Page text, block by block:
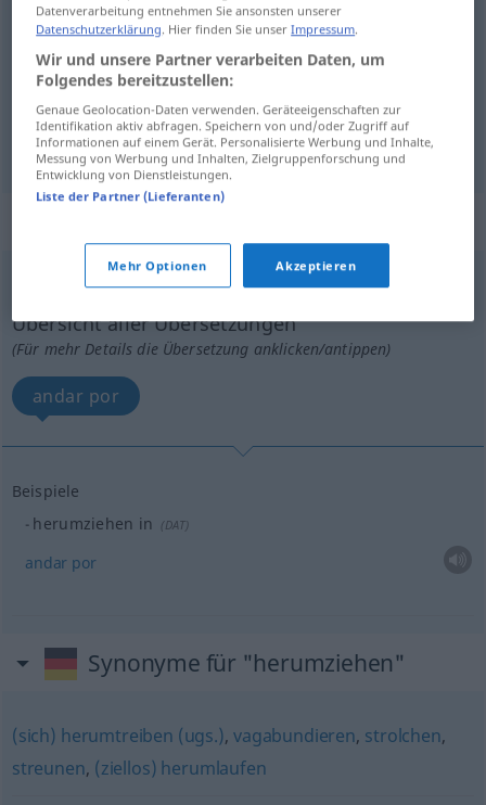
umetwasherumzieheneinen Grabenetc
rodeara/c de …
cercara/cde …
herumziehen s.
Übersicht aller Übersetzungen
(Für mehr Details die Übersetzung anklicken/antippen)
andar por
Beispiele
herumziehen in (DAT)
andar por
Synonyme für "herumziehen"
(sich) herumtreiben (ugs.),vagabundieren, strolchen,
streunen, (ziellos) herumlaufen
Datenverarbeitung entnehmen Sie ansonsten unserer
Datenschutzerklärung. Hier finden Sie unserImpressum.
Wir und unsere Partner verarbeiten Daten, um
Folgendes bereitzustellen:
Genaue Geolocation-Daten verwenden. Geräteeigenschaften zur
Identifikation aktiv abfragen. Speichern von und/oder Zugriff auf
Informationen auf einem Gerät. Personalisierte Werbung und Inhalte,
Messung von Werbung und Inhalten, Zielgruppenforschung und
Entwicklung von Dienstleistungen.
Liste der Partner (Lieferanten)
Mehr Optionen Akzeptieren